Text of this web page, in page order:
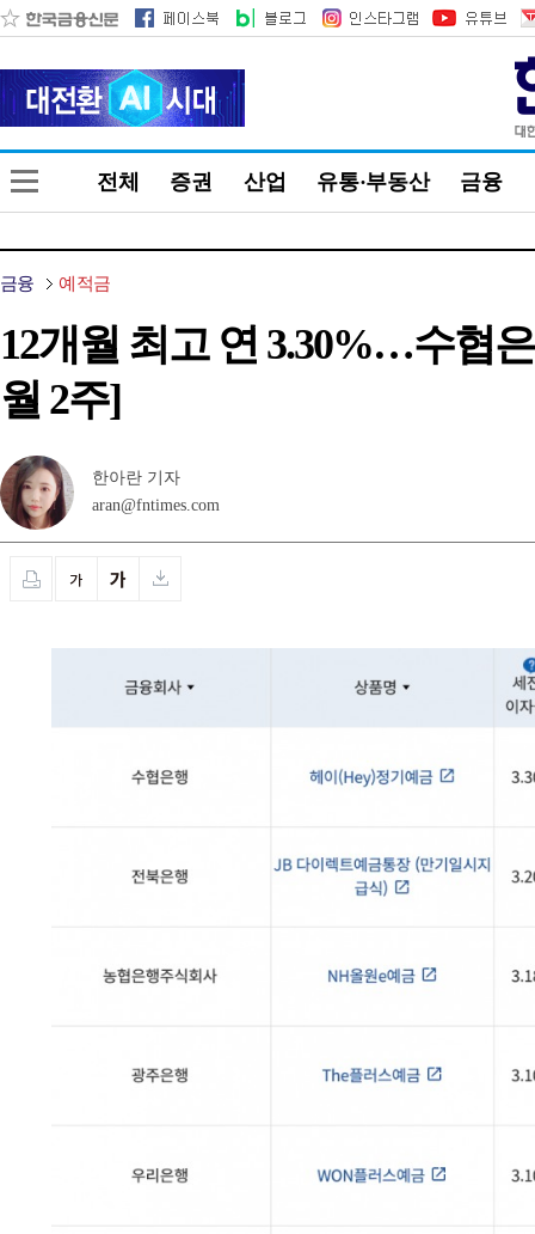
전체 증권 산업 유통·부동산 금융
금융 예적금
12개월 최고 연 3.30%…수협
월 2주]
한아란 기자
aran@fntimes.com